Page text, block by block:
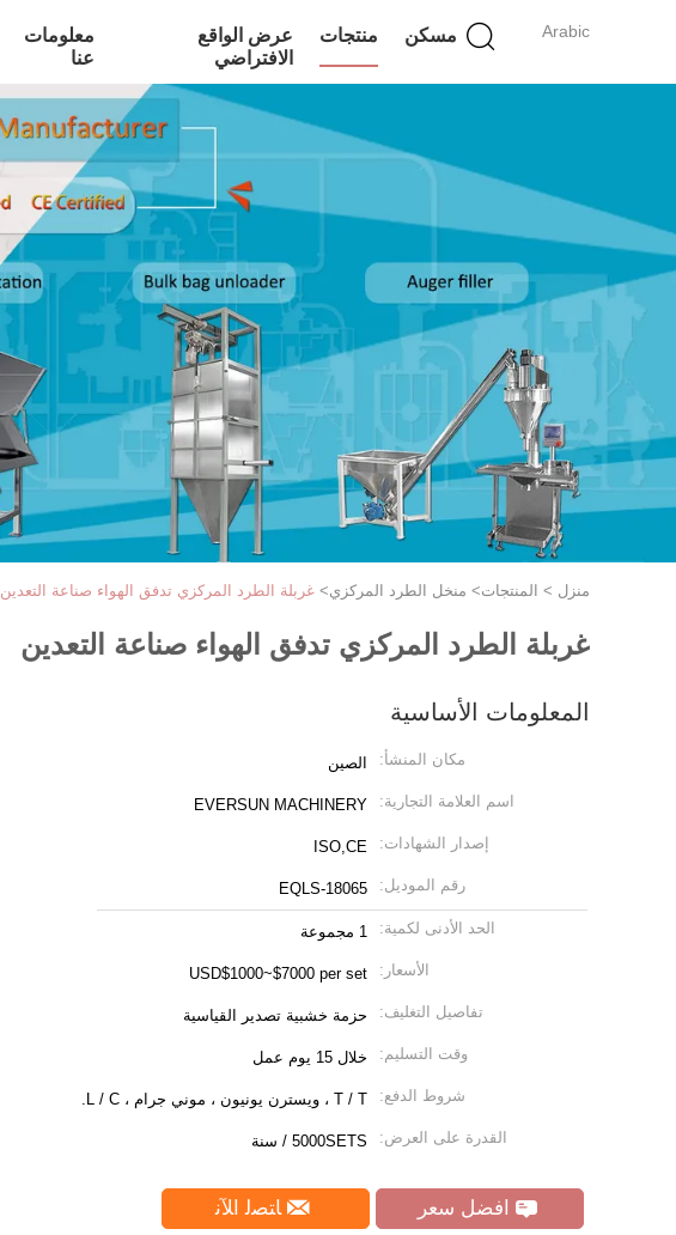
Arabic مسكن منتجات
عرض الواقع
الافتراضي
معلومات
عنا
منزل > المنتجات> منخل الطرد المركزي> غربلة الطرد المركزي تدفق الهواء صناعة التعدين
غربلة الطرد المركزي تدفق الهواء صناعة التعدين
المعلومات الأساسية
مكان المنشأ: الصين
اسم العلامة التجارية: EVERSUN MACHINERY
إصدار الشهادات: ISO,CE
رقم الموديل: EQLS-18065
الحد الأدنى لكمية: 1 مجموعة
الأسعار: USD$1000~$7000 per set
تفاصيل التغليف: حزمة خشبية تصدير القياسية
وقت التسليم: خلال 15 يوم عمل
شروط الدفع: T / T ، ويسترن يونيون ، موني جرام ، L / C.
القدرة على العرض: 5000SETS / سنة
افضل سعر ﺎﺘﺼﻟ ﺍﻶﻧ